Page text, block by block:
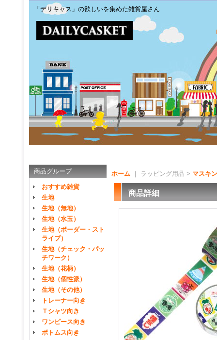
「デリキャス」の欲しいを集めた雑貨屋さん
商品グループ
おすすめ雑貨
生地
生地（無地）
生地（水玉）
生地（ボーダー・スト
ライプ）
生地（チェック・パッ
チワーク）
生地（花柄）
生地（個性派）
生地（その他）
トレーナー向き
Ｔシャツ向き
ワンピース向き
ボトムス向き
ホーム ｜ ラッピング用品 > マスキ
商品詳細